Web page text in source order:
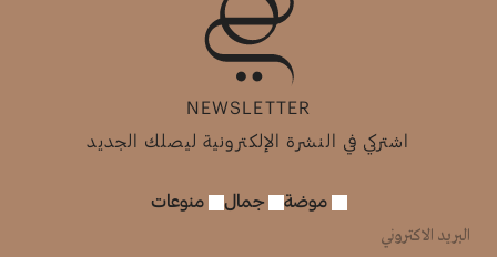
NEWSLETTER
اشتركي في النشرة الإلكترونية ليصلك الجديد
موضة جمال منوعات